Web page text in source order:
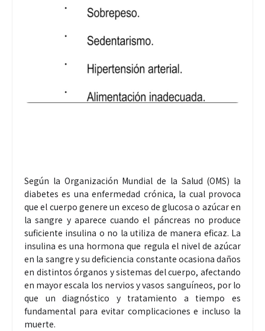
Según la Organización Mundial de la Salud (OMS) la
diabetes es una enfermedad crónica, la cual provoca
que el cuerpo genere un exceso de glucosa o azúcar en
la sangre y aparece cuando el páncreas no produce
suficiente insulina o no la utiliza de manera eficaz. La
insulina es una hormona que regula el nivel de azúcar
en la sangre y su deficiencia constante ocasiona daños
en distintos órganos y sistemas del cuerpo, afectando
en mayor escala los nervios y vasos sanguíneos, por lo
que un diagnóstico y tratamiento a tiempo es
fundamental para evitar complicaciones e incluso la
muerte.